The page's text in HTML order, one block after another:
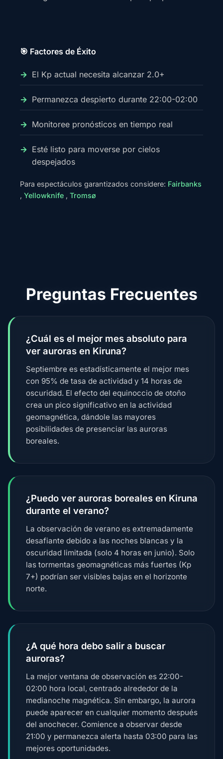
🎯 Factores de Éxito
El Kp actual necesita alcanzar 2.0+
Permanezca despierto durante 22:00-02:00
Monitoree pronósticos en tiempo real
Esté listo para moverse por cielos
despejados
Para espectáculos garantizados considere: Fairbanks
, Yellowknife , Tromsø
Preguntas Frecuentes
¿Cuál es el mejor mes absoluto para
ver auroras en Kiruna?
Septiembre es estadísticamente el mejor mes
con 95% de tasa de actividad y 14 horas de
oscuridad. El efecto del equinoccio de otoño
crea un pico significativo en la actividad
geomagnética, dándole las mayores
posibilidades de presenciar las auroras
boreales.
¿Puedo ver auroras boreales en Kiruna
durante el verano?
La observación de verano es extremadamente
desafiante debido a las noches blancas y la
oscuridad limitada (solo 4 horas en junio). Solo
las tormentas geomagnéticas más fuertes (Kp
7+) podrían ser visibles bajas en el horizonte
norte.
¿A qué hora debo salir a buscar
auroras?
La mejor ventana de observación es 22:00-
02:00 hora local, centrado alrededor de la
medianoche magnética. Sin embargo, la aurora
puede aparecer en cualquier momento después
del anochecer. Comience a observar desde
21:00 y permanezca alerta hasta 03:00 para las
mejores oportunidades.